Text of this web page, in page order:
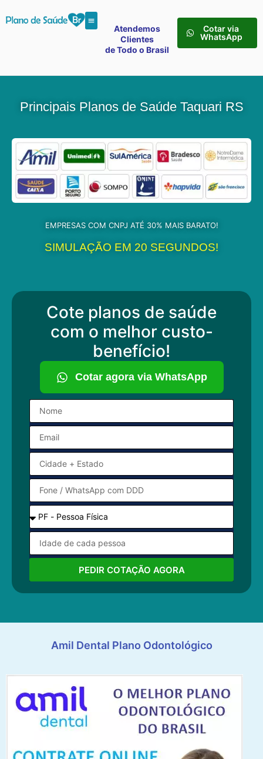
Atendemos
Clientes
de Todo o Brasil
Cotar via
WhatsApp
Principais Planos de Saúde Taquari RS
EMPRESAS COM CNPJ ATÉ 30% MAIS BARATO!
SIMULAÇÃO EM 20 SEGUNDOS!
Cote planos de saúde
com o melhor custo-
benefício!
Cotar agora via WhatsApp
PEDIR COTAÇÃO AGORA
Amil Dental Plano Odontológico